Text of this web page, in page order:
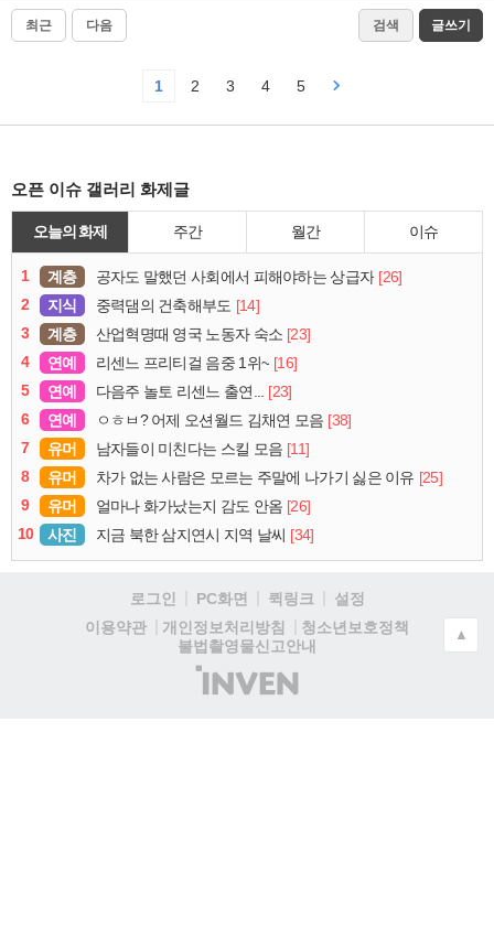
최근 다음 검색 글쓰기
1 2 3 4 5
오픈 이슈 갤러리 화제글
오늘의 화제 주간 월간 이슈
1 계층 공자도 말했던 사회에서 피해야하는 상급자 [26]
2
지식 중력댐의 건축해부도 [14]
3
계층 산업혁명때 영국 노동자 숙소 [23]
4
연예 리센느 프리티걸 음중 1위~ [16]
5
연예 다음주 놀토 리센느 출연... [23]
6
연예 ㅇㅎㅂ? 어제 오션월드 김채연 모음 [38]
7
유머 남자들이 미친다는 스킬 모음 [11]
8
유머 차가 없는 사람은 모르는 주말에 나가기 싫은 이유 [25]
9
유머 얼마나 화가났는지 감도 안옴 [26]
10
사진 지금 북한 삼지연시 지역 날씨 [34]
로그인 PC화면 퀵링크
설정
이용약관
개인정보처리방침
청소년보호정책
불법촬영물신고안내
(주)
인
▲